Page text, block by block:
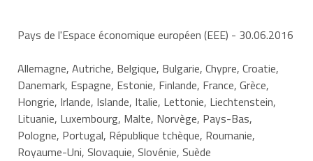
Pays de l'Espace économique européen (EEE) - 30.06.2016
Allemagne, Autriche, Belgique, Bulgarie, Chypre, Croatie,
Danemark, Espagne, Estonie, Finlande, France, Grèce,
Hongrie, Irlande, Islande, Italie, Lettonie, Liechtenstein,
Lituanie, Luxembourg, Malte, Norvège, Pays-Bas,
Pologne, Portugal, République tchèque, Roumanie,
Royaume-Uni, Slovaquie, Slovénie, Suède